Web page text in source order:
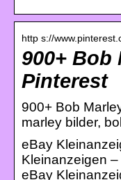
http s://
900+ Bob
Pinterest
900+ Bob
marley bilder,
eBay
Kleinanzeigen
eBay